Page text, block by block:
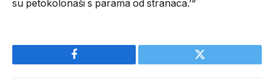
su petokolonaši s parama od stranaca.’“
Facebook Twitter